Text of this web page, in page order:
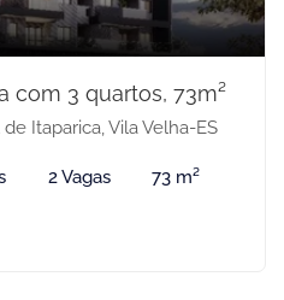
com 3 quartos, 73m²
Itaparica, Vila Velha-ES
2 Vagas 73 m²